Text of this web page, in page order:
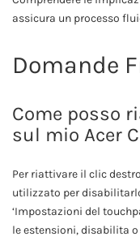
assicura un processo
Domande
Come posso
sul mio Acer
Per riattivare il clic
utilizzato per
‘Impostazioni del
le estensioni, disabilita o